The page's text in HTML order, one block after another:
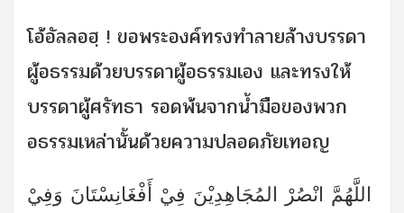
โอ้อัลลอฮฺ ! ขอพระองค์ทรงทำลายล้างบรรดา
ผู้อธรรมด้วยบรรดาผู้อธรรมเอง และทรงให้
บรรดาผู้ศรัทธา รอดพ้นจากน้ำมือของพวก
อธรรมเหล่านั้นด้วยความปลอดภัยเทอญ
اللَّهُمَّ انْصُرْ المُجَاهِدِيْنَ فِيْ أَفْغَانِسْتَانَ وَفِيْ